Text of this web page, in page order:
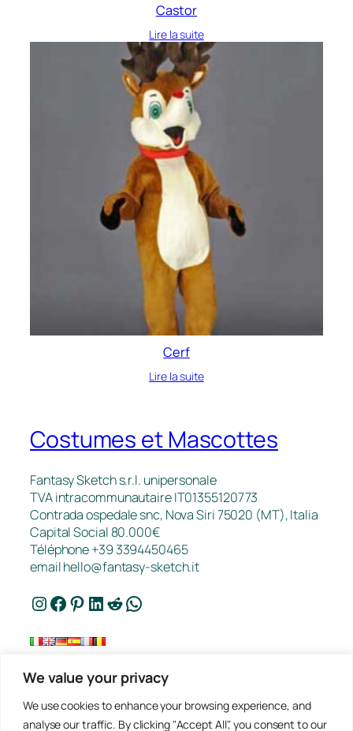
We value your privacy
We use cookies to enhance your browsing experience, and
analyse our traffic. By clicking "Accept All", you consent to our
Castor
Lire la suite
Cerf
Lire la suite
Costumes et Mascottes
Fantasy Sketch s.r.l. unipersonale
TVA intracommunautaire IT01355120773
Contrada ospedale snc, Nova Siri 75020 (MT), Italia
Capital Social 80.000€
Téléphone +39 3394450465
emailhello@fantasy-sketch.it
Instagram Facebook Pinterest LinkedIn Reddit WhatsApp
Travaux